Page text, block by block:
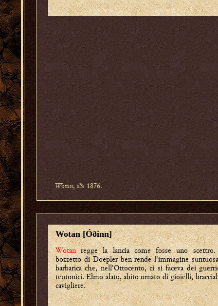
Wotan, ✍ 1876.
Wotan [Óðinn]
Wotanregge la lancia come fosse uno
bozzetto di Doepler ben rende l'immagine
barbarica che, nell'Ottocento, ci si faceva dei
teutonici. Elmo alato, abito ornato di gioielli,
cavigliere.